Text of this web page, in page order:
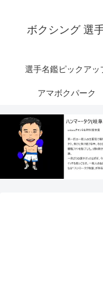
ボクシング 選
選手名鑑ピックアッ
アマボクパーク